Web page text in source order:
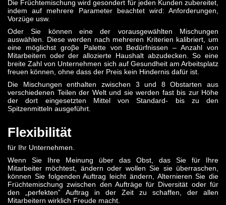
Die Früchtemischung wird gesondert für jeden Kunden zubereitet,
indem auf mehrere Parameter beachtet wird: Anforderungen,
Vorzüge usw.
Oder Sie können eine der vorausgewählten Mischungen
auswählen. Diese werden nach mehreren Kriterien kalibriert, um
eine möglichst groβe Palette von Bedürfnissen – Anzahl von
Mitarbeitern oder der allozierte Haushalt abzudecken. So eine
breite Zahl von Unternehmen sich auf Gesundheit am Arbeitsplatz
freuen können, ohne dass der Preis kein Hindernis dafür ist.
Die Mischungen enthalten zwischen 3 und 8 Obstarten aus
verschiedenen Teilen der Welt und sie werden fast bis zur Höhe
der dort eingesetzten Mittel von Standard- bis zu den
Spitzenmitteln ausgeführt.
Flexibilität
für Ihr Unternehmen.
Wenn Sie Ihre Meinung über das Obst, das Sie für Ihre
Mitarbeiter möchtest, ändern oder wollen Sie sie überraschen,
können Sie folgenden Auftrag leicht ändern, Alternieren Sie die
Früchtemischung zwischen den Aufträge für Diversität oder für
den „perfekten” Auftrag in der Zeit zu schaffen, der allen
Mitarbeitern wirklich Freude macht.